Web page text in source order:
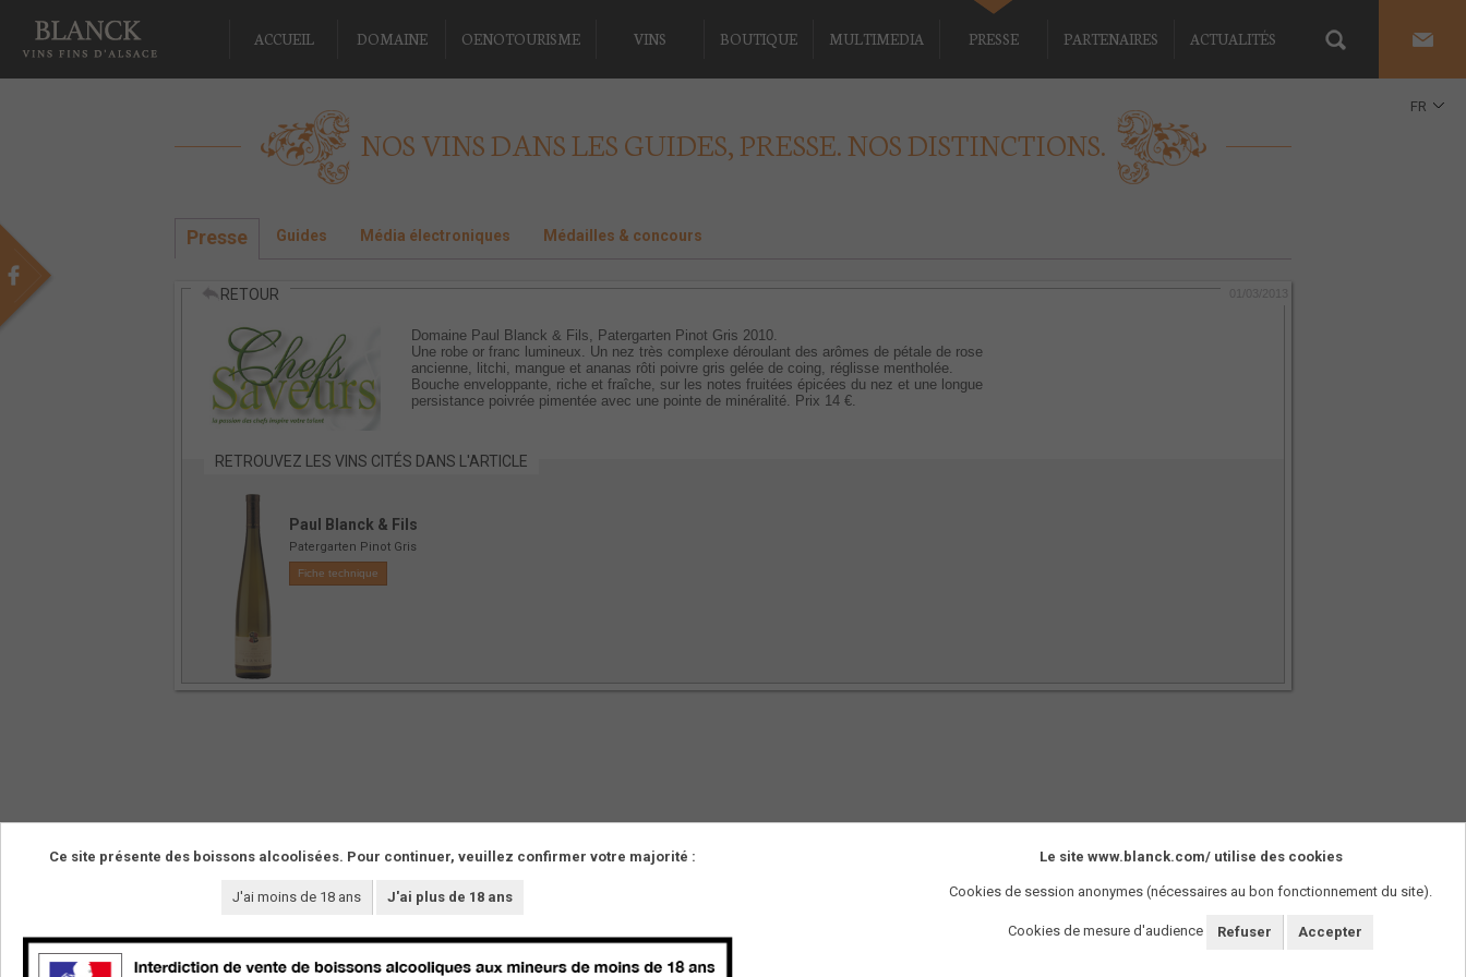
ACCUEIL DOMAINE OENOTOURISME VINS BOUTIQUE MULTIMEDIA PRESSE PARTENAIRES ACTUALITÉS
FR
NOS VINS DANS LES GUIDES, PRESSE. NOS DISTINCTIONS.
Presse Guides Média électroniques Médailles & concours
RETOUR
Domaine Paul Blanck & Fils, Patergarten Pinot Gris 2010.
Une robe or franc lumineux. Un nez très complexe déroulant des arômes de pétale de rose
ancienne, litchi, mangue et ananas rôti poivre gris gelée de coing, réglisse mentholée.
Bouche enveloppante, riche et fraîche, sur les notes fruitées épicées du nez et une longue
persistance poivrée pimentée avec une pointe de minéralité. Prix 14 €.
RETROUVEZ LES VINS CITÉS DANS L'ARTICLE
Paul Blanck & Fils
Patergarten Pinot Gris
Fiche technique
NOS VINS
Vins de cépages
Vins de pierre
LE DOMAINE
Les vignerons
Les terroirs
Le domaine
Presse
Innovations
SUIVEZ-NOUS !
Ce site présente des boissons alcoolisées. Pour continuer, veuillez confirmer votre majorité :
J'ai moins de 18 ans J'ai plus de 18 ans
Le site www.blanck.com/ utilise des cookies
Cookies de session anonymes (nécessaires au bon fonctionnement du site).
Cookies de mesure d'audience Refuser Accepter